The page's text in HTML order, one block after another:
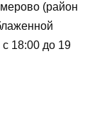
(район
18:00 до 19